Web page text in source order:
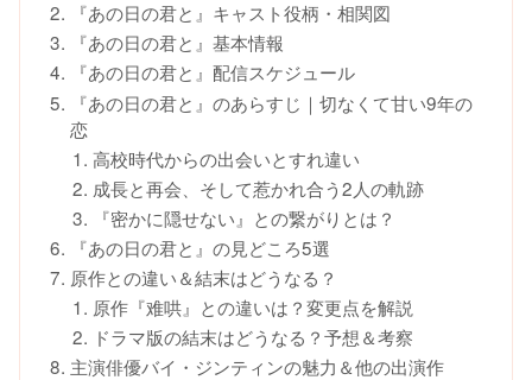
『あの日の君と』キャスト役柄・相関図
『あの日の君と』基本情報
『あの日の君と』配信スケジュール
『あの日の君と』のあらすじ｜切なくて甘い9年の
恋
高校時代からの出会いとすれ違い
成長と再会、そして惹かれ合う2人の軌跡
『密かに隠せない』との繋がりとは？
『あの日の君と』の見どころ5選
原作との違い＆結末はどうなる？
原作『难哄』との違いは？変更点を解説
ドラマ版の結末はどうなる？予想＆考察
主演俳優バイ・ジンティンの魅力＆他の出演作